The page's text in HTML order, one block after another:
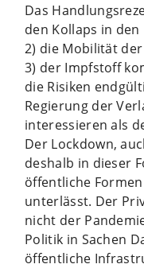
Das
den Kollaps in
2) die Mobilität
3) der Impfstoff
die Risiken
Regierung der
interessieren als
Der Lockdown,
deshalb in dieser
öffentliche
unterlässt. Der
nicht der
Politik in Sachen
öffentliche